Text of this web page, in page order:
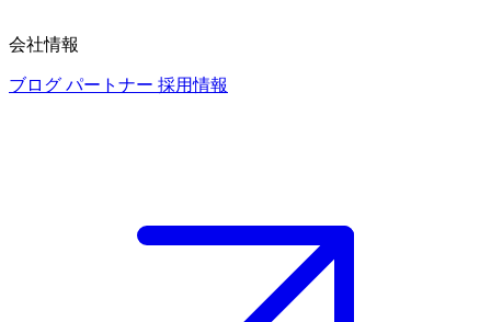
会社情報
ブログ パートナー 採用情報